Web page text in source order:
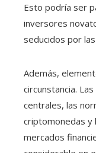
Esto podría ser
inversores
seducidos por
Además,
circunstancia.
centrales, las
criptomonedas y
mercados